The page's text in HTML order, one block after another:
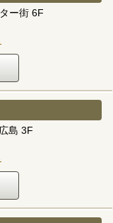
ー街 6F
島 3F